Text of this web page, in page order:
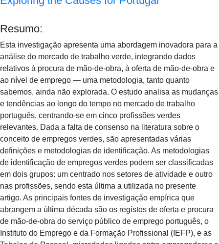
Resumo:
Esta investigação apresenta uma abordagem inovadora para a
análise do mercado de trabalho verde, integrando dados
relativos à procura de mão-de-obra, à oferta de mão-de-obra e
ao nível de emprego — uma metodologia, tanto quanto
sabemos, ainda não explorada. O estudo analisa as mudanças
e tendências ao longo do tempo no mercado de trabalho
português, centrando-se em cinco profissões verdes
relevantes. Dada a falta de consenso na literatura sobre o
conceito de empregos verdes, são apresentadas várias
definições e metodologias de identificação. As metodologias
de identificação de empregos verdes podem ser classificadas
em dois grupos: um centrado nos setores de atividade e outro
nas profissões, sendo esta última a utilizada no presente
artigo. As principais fontes de investigação empírica que
abrangem a última década são os registos de oferta e procura
de mão-de-obra do serviço público de emprego português, o
Instituto do Emprego e da Formação Profissional (IEFP), e as